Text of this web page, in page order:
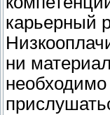
карьерный
ни